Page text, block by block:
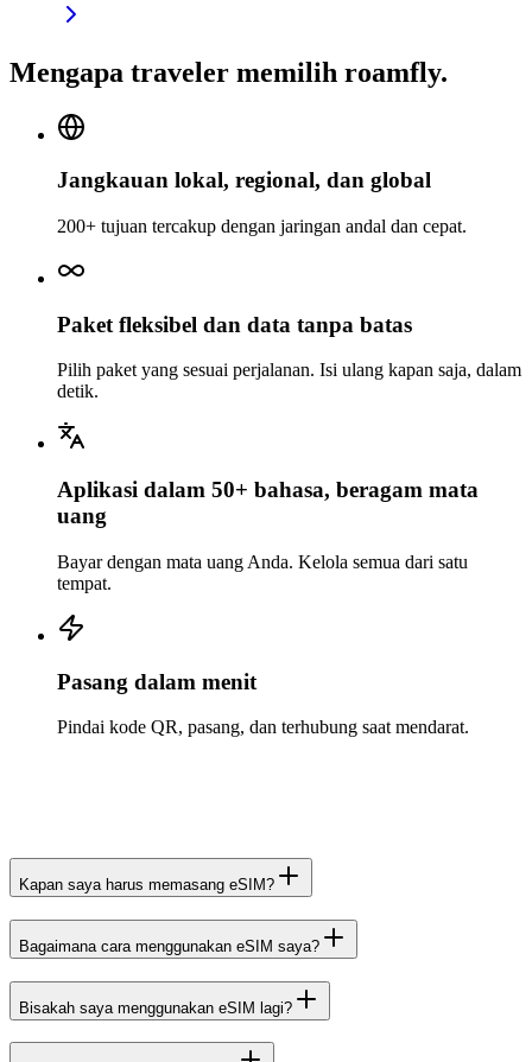
Mengapa traveler memilih roamfly.
Jangkauan lokal, regional, dan global
200+ tujuan tercakup dengan jaringan andal dan cepat.
Paket fleksibel dan data tanpa batas
Pilih paket yang sesuai perjalanan. Isi ulang kapan saja, dalam
detik.
Aplikasi dalam 50+ bahasa, beragam mata
uang
Bayar dengan mata uang Anda. Kelola semua dari satu
tempat.
Pasang dalam menit
Pindai kode QR, pasang, dan terhubung saat mendarat.
Kapan saya harus memasang eSIM?
Bagaimana cara menggunakan eSIM saya?
Bisakah saya menggunakan eSIM lagi?